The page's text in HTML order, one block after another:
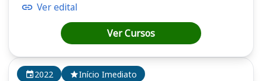
2022 Início Imediato
Ver edital
Ver Cursos